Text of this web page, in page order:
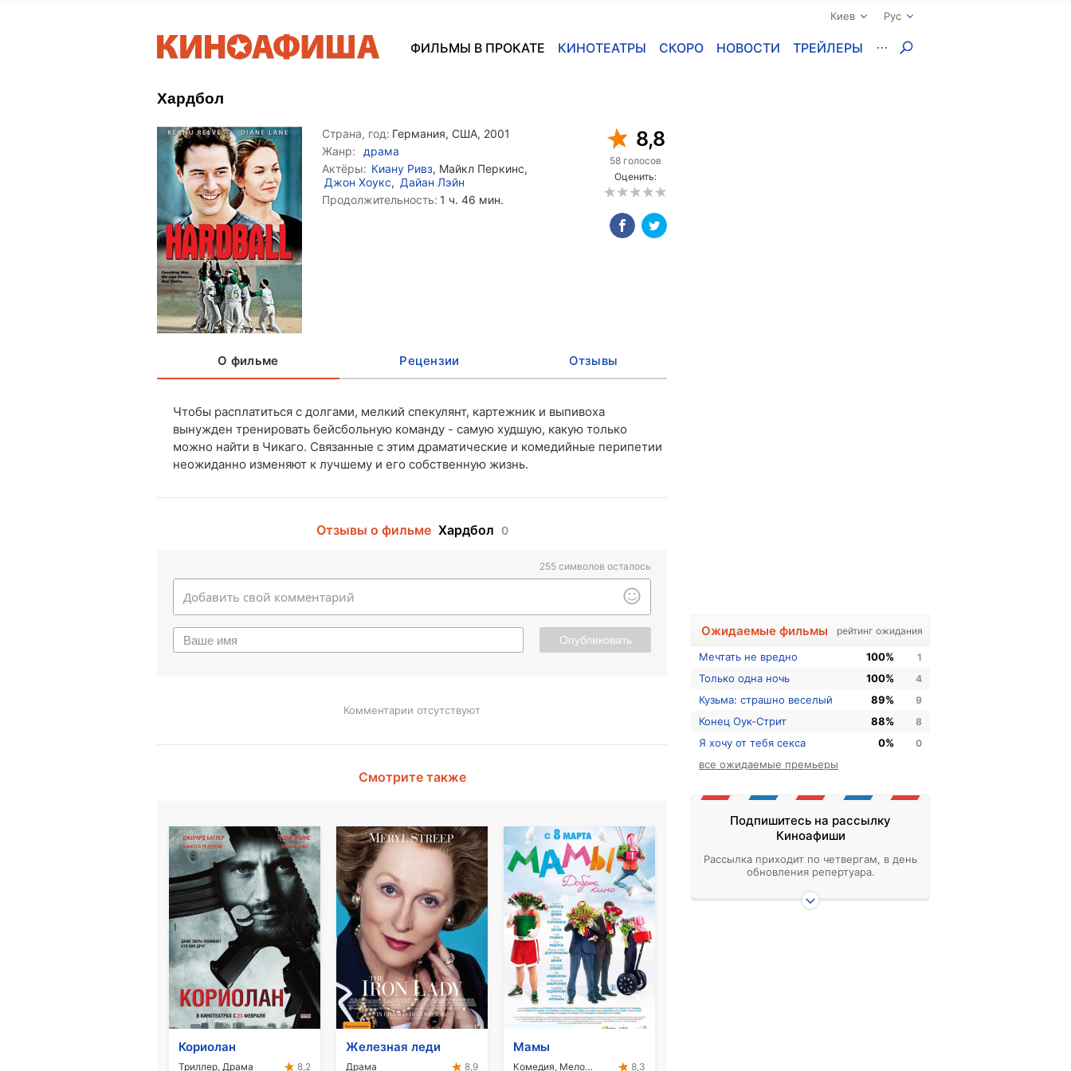
Киев Рус
ФИЛЬМЫ В ПРОКАТЕ КИНОТЕАТРЫ СКОРО НОВОСТИ ТРЕЙЛЕРЫ
Хардбол
Страна, год: Германия, США, 2001
Жанр:
драма
Актёры: Киану Ривз, Майкл Перкинс,
Джон Хоукс, Дайан Лэйн
Продолжительность: 1 ч. 46 мин.
8,8
58 голосов
Оценить:
О фильме Рецензии Отзывы
Чтобы расплатиться с долгами, мелкий спекулянт, картежник и выпивоха
вынужден тренировать бейсбольную команду - самую худшую, какую только
можно найти в Чикаго. Связанные с этим драматические и комедийные перипетии
неожиданно изменяют к лучшему и его собственную жизнь.
Отзывы о фильме Хардбол 0
255 символов осталось
Опубликовать
Комментарии отсутствуют
Смотрите также
Кориолан
Триллер, Драма 8,2
Железная леди
Драма 8,9
Мамы
Комедия, Мелодрама 8,3
Ожидаемые фильмы рейтинг ожидания
Мечтать не вредно 100% 1
Только одна ночь 100% 4
Кузьма: страшно веселый 89% 9
Конец Оук-Стрит 88% 8
Я хочу от тебя секса 0% 0
все ожидаемые премьеры
Подпишитесь на рассылку
Киноафиши
Рассылка приходит по четвергам, в день
обновления репертуара.